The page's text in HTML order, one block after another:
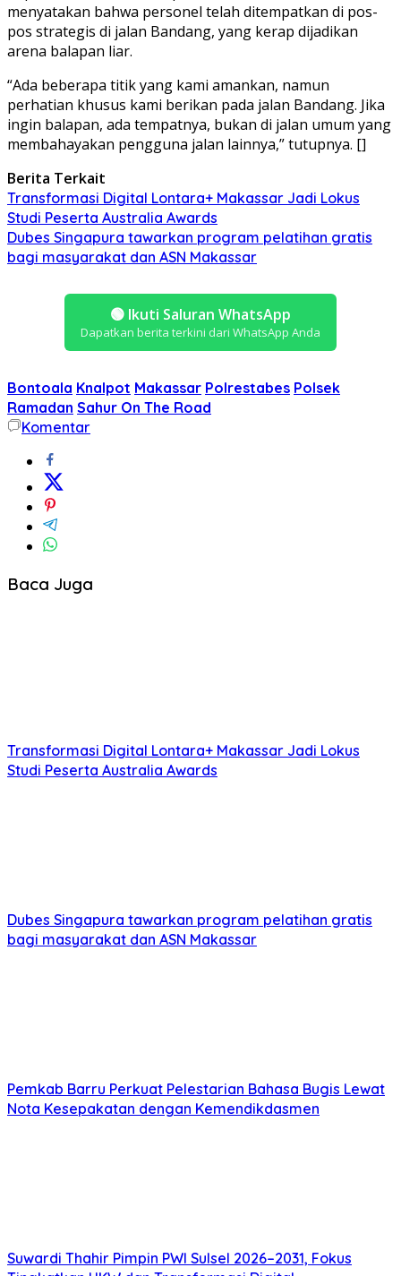
menyatakan bahwa personel telah ditempatkan di pos-
pos strategis di jalan Bandang, yang kerap dijadikan
arena balapan liar.
“Ada beberapa titik yang kami amankan, namun
perhatian khusus kami berikan pada jalan Bandang. Jika
ingin balapan, ada tempatnya, bukan di jalan umum yang
membahayakan pengguna jalan lainnya,” tutupnya. []
Berita Terkait
Transformasi Digital Lontara+ Makassar Jadi Lokus
Studi Peserta Australia Awards
Dubes Singapura tawarkan program pelatihan gratis
bagi masyarakat dan ASN Makassar
🟢 Ikuti Saluran WhatsApp
Dapatkan berita terkini dari WhatsApp Anda
Bontoala Knalpot Makassar Polrestabes Polsek
Ramadan Sahur On The Road
Komentar
Baca Juga
Transformasi Digital Lontara+ Makassar Jadi Lokus
Studi Peserta Australia Awards
Dubes Singapura tawarkan program pelatihan gratis
bagi masyarakat dan ASN Makassar
Pemkab Barru Perkuat Pelestarian Bahasa Bugis Lewat
Nota Kesepakatan dengan Kemendikdasmen
Suwardi Thahir Pimpin PWI Sulsel 2026–2031, Fokus